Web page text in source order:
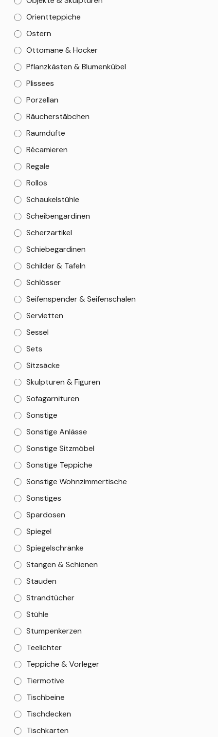
Orientteppiche
Ostern
Ottomane & Hocker
Pflanzkästen & Blumenkübel
Plissees
Porzellan
Räucherstäbchen
Raumdüfte
Récamieren
Regale
Rollos
Schaukelstühle
Scheibengardinen
Scherzartikel
Schiebegardinen
Schilder & Tafeln
Schlösser
Seifenspender & Seifenschalen
Servietten
Sessel
Sets
Sitzsäcke
Skulpturen & Figuren
Sofagarnituren
Sonstige
Sonstige Anlässe
Sonstige Sitzmöbel
Sonstige Teppiche
Sonstige Wohnzimmertische
Sonstiges
Spardosen
Spiegel
Spiegelschränke
Stangen & Schienen
Stauden
Strandtücher
Stühle
Stumpenkerzen
Teelichter
Teppiche & Vorleger
Tiermotive
Tischbeine
Tischdecken
Tischkarten